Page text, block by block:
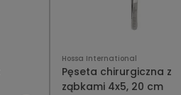
Hossa International
Pęseta chirurgiczna z
ząbkami 4x5, 20 cm